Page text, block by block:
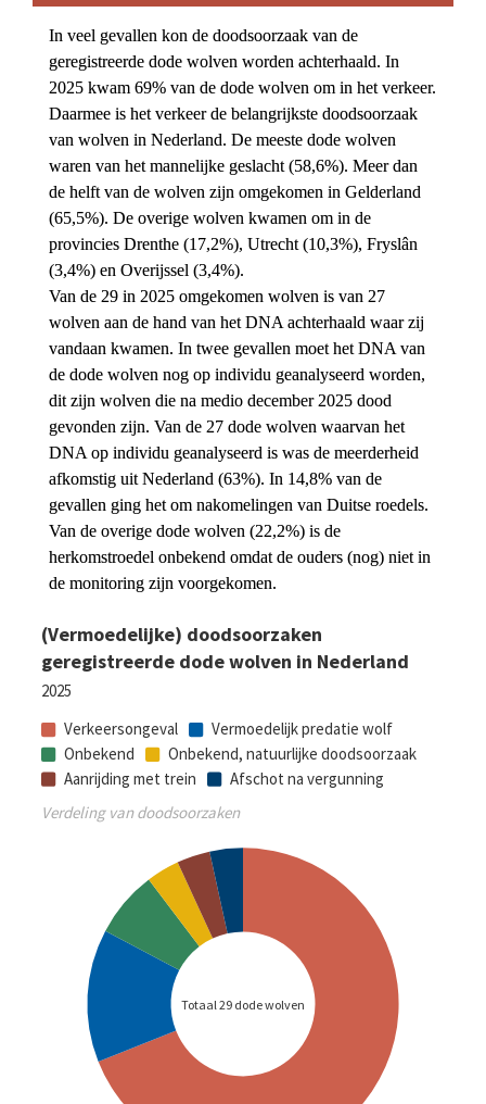
In veel gevallen kon de doodsoorzaak van de
geregistreerde dode wolven worden achterhaald. In
2025 kwam 69% van de dode wolven om in het verkeer.
Daarmee is het verkeer de belangrijkste doodsoorzaak
van wolven in Nederland. De meeste dode wolven
waren van het mannelijke geslacht (58,6%). Meer dan
de helft van de wolven zijn omgekomen in Gelderland
(65,5%). De overige wolven kwamen om in de
provincies Drenthe (17,2%), Utrecht (10,3%), Fryslân
(3,4%) en Overijssel (3,4%).
Van de 29 in 2025 omgekomen wolven is van 27
wolven aan de hand van het DNA achterhaald waar zij
vandaan kwamen. In twee gevallen moet het DNA van
de dode wolven nog op individu geanalyseerd worden,
dit zijn wolven die na medio december 2025 dood
gevonden zijn. Van de 27 dode wolven waarvan het
DNA op individu geanalyseerd is was de meerderheid
afkomstig uit Nederland (63%). In 14,8% van de
gevallen ging het om nakomelingen van Duitse roedels.
Van de overige dode wolven (22,2%) is de
herkomstroedel onbekend omdat de ouders (nog) niet in
de monitoring zijn voorgekomen.